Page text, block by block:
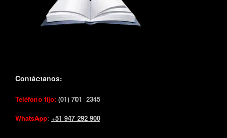
Contáctanos:
Teléfono fijo: (01) 701 2345
WhatsApp: +51 947 292 900